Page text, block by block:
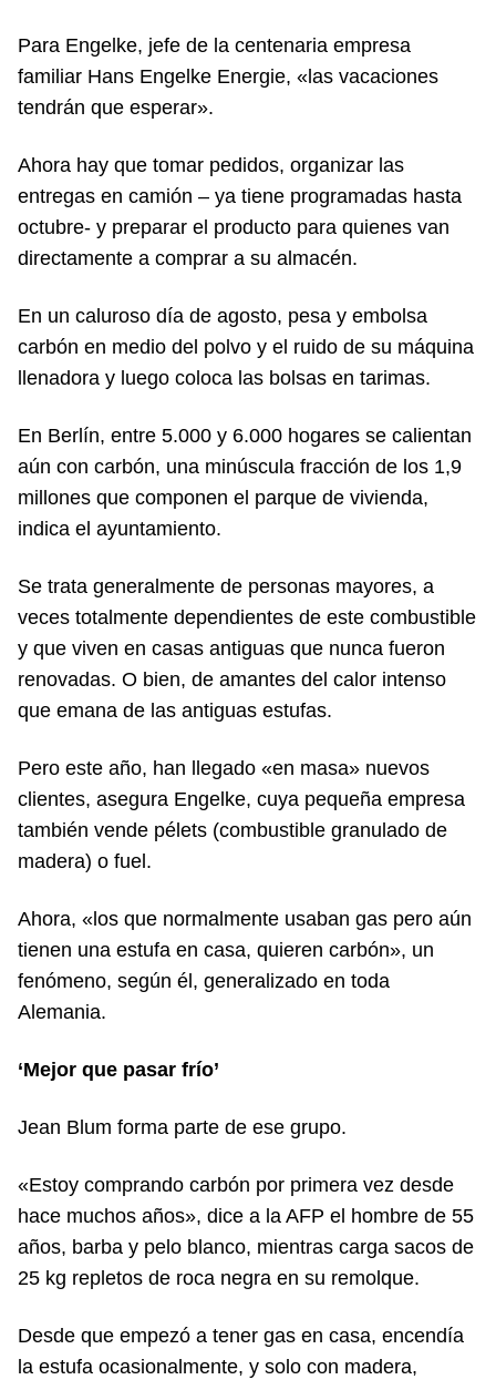
Para Engelke, jefe de la centenaria empresa
familiar Hans Engelke Energie, «las vacaciones
tendrán que esperar».
Ahora hay que tomar pedidos, organizar las
entregas en camión – ya tiene programadas hasta
octubre- y preparar el producto para quienes van
directamente a comprar a su almacén.
En un caluroso día de agosto, pesa y embolsa
carbón en medio del polvo y el ruido de su máquina
llenadora y luego coloca las bolsas en tarimas.
En Berlín, entre 5.000 y 6.000 hogares se calientan
aún con carbón, una minúscula fracción de los 1,9
millones que componen el parque de vivienda,
indica el ayuntamiento.
Se trata generalmente de personas mayores, a
veces totalmente dependientes de este combustible
y que viven en casas antiguas que nunca fueron
renovadas. O bien, de amantes del calor intenso
que emana de las antiguas estufas.
Pero este año, han llegado «en masa» nuevos
clientes, asegura Engelke, cuya pequeña empresa
también vende pélets (combustible granulado de
madera) o fuel.
Ahora, «los que normalmente usaban gas pero aún
tienen una estufa en casa, quieren carbón», un
fenómeno, según él, generalizado en toda
Alemania.
‘Mejor que pasar frío’
Jean Blum forma parte de ese grupo.
«Estoy comprando carbón por primera vez desde
hace muchos años», dice a la AFP el hombre de 55
años, barba y pelo blanco, mientras carga sacos de
25 kg repletos de roca negra en su remolque.
Desde que empezó a tener gas en casa, encendía
la estufa ocasionalmente, y solo con madera,